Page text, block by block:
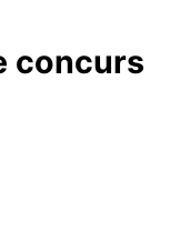
concurs